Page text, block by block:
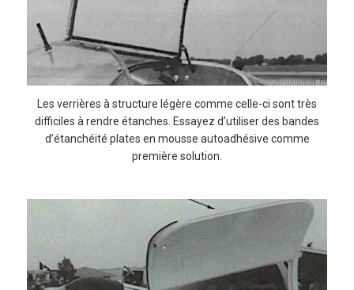
Les verrières à structure légère comme celle-ci sont très
difficiles à rendre étanches. Essayez d’utiliser des bandes
d’étanchéité plates en mousse autoadhésive comme
première solution.